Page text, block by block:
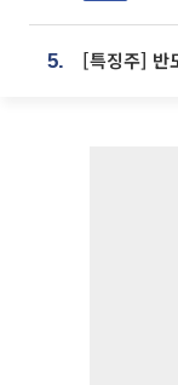
5.